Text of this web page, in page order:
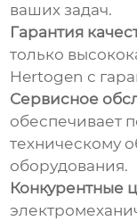
ваших задач.
Гарантия
только
Hertogen с
Сервисное
обеспечивает
техническому
оборудования.
Конкурентные